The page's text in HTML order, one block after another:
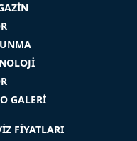
GALERİ
FİYATLARI